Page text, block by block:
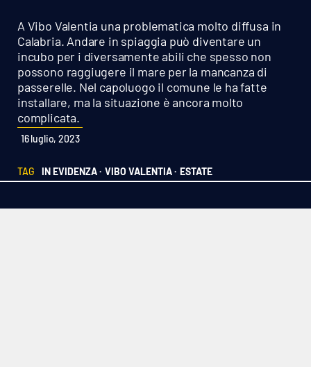
Sport
Cultura
Podcast
Meteo
Editoriali
A Vibo Valentia una problematica molto diffusa in
Calabria. Andare in spiaggia può diventare un
incubo per i diversamente abili che spesso non
possono raggiugere il mare per la mancanza di
passerelle. Nel capoluogo il comune le ha fatte
installare, ma la situazione è ancora molto
complicata.
16 luglio, 2023
TAG IN EVIDENZA · VIBO VALENTIA · ESTATE